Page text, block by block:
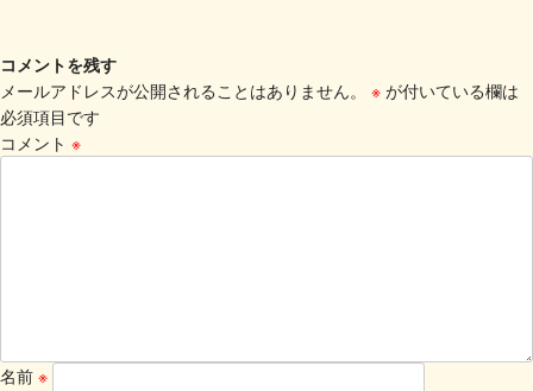
コメントを残す
メールアドレスが公開されることはありません。
※ が付いている欄は
必須項目です
コメント ※
名前 ※